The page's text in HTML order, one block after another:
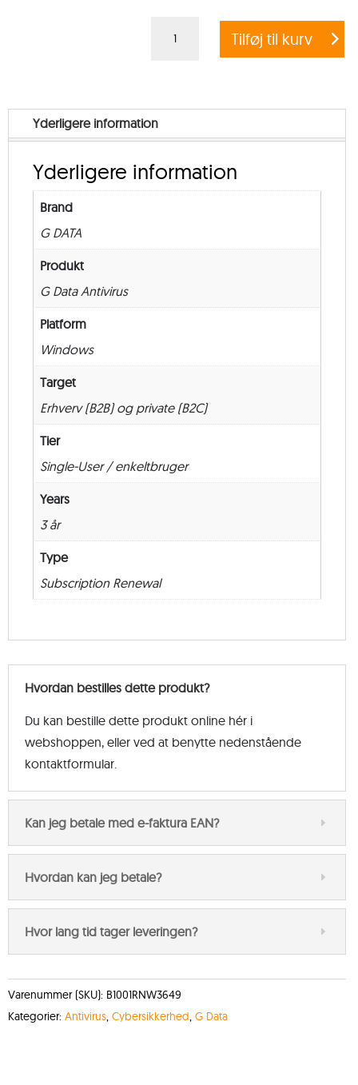
–
from
–
Tilføj til kurv
Yderligere information
Yderligere information
Brand
G DATA
Produkt
G Data Antivirus
Platform
Windows
Target
Erhverv (B2B) og private (B2C)
Tier
Single-User / enkeltbruger
Years
3 år
Type
Subscription Renewal
Hvordan bestilles dette produkt?
Du kan bestille dette produkt online hér i
webshoppen, eller ved at benytte nedenstående
kontaktformular.
Kan jeg betale med e-faktura EAN?
Hvordan kan jeg betale?
Hvor lang tid tager leveringen?
Varenummer (SKU): B1001RNW3649
Kategorier: Antivirus, Cybersikkerhed, G Data